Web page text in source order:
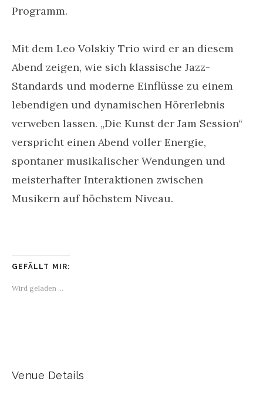
Programm.
Mit dem Leo Volskiy Trio wird er an diesem
Abend zeigen, wie sich klassische Jazz-
Standards und moderne Einflüsse zu einem
lebendigen und dynamischen Hörerlebnis
verweben lassen. „Die Kunst der Jam Session“
verspricht einen Abend voller Energie,
spontaner musikalischer Wendungen und
meisterhafter Interaktionen zwischen
Musikern auf höchstem Niveau.
GEFÄLLT MIR:
Wird geladen …
Venue Details